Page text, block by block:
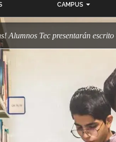
CAMPUS
Alumnos Tec presentarán